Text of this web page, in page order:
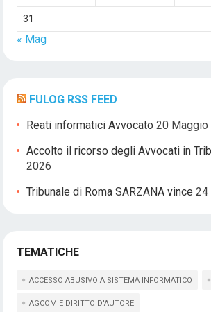
31
« Mag
FULOG RSS FEED
Reati informatici Avvocato 20 Maggio
Accolto il ricorso degli Avvocati in
2026
Tribunale di Roma SARZANA vince 24
TEMATICHE
ACCESSO ABUSIVO A SISTEMA INFORMATICO
AGCOM E DIRITTO D'AUTORE